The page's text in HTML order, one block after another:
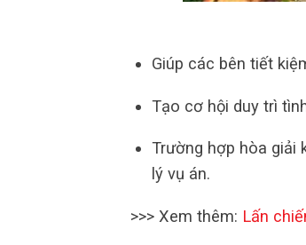
Giúp các bên tiết
Tạo cơ hội duy trì
Trường hợp hòa giải
lý vụ án.
>>> Xem thêm: Lấn